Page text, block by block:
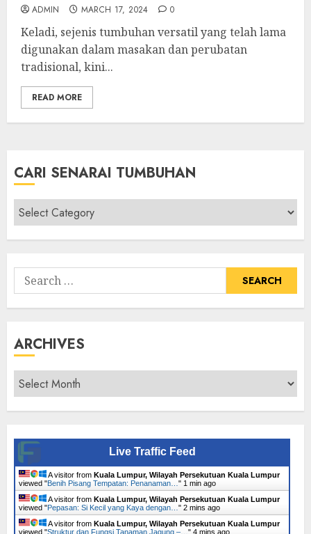
ADMIN MARCH 17, 2024 0
Keladi, sejenis tumbuhan versatil yang telah lama
digunakan dalam masakan dan perubatan
tradisional, kini...
READ MORE
CARI SENARAI TUMBUHAN
Cari
Senarai
Tumbuhan
Search
for:
ARCHIVES
Archives
Live Traffic Feed
A visitor from Kuala Lumpur, Wilayah Persekutuan Kuala Lumpur
viewed "Benih Pisang Tempatan: Penanaman… " 1 min ago
A visitor from Kuala Lumpur, Wilayah Persekutuan Kuala Lumpur
viewed "Pepasan: Si Kecil yang Kaya dengan… " 2 mins ago
A visitor from Kuala Lumpur, Wilayah Persekutuan Kuala Lumpur
viewed "Struktur dan Fungsi Tanaman Jagung –… " 4 mins ago